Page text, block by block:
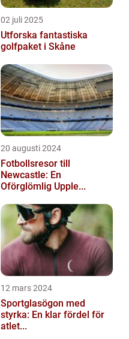
02 juli 2025
Utforska fantastiska
golfpaket i Skåne
20 augusti 2024
Fotbollsresor till
Newcastle: En
Oförglömlig Upple...
12 mars 2024
Sportglasögon med
styrka: En klar fördel för
atlet...